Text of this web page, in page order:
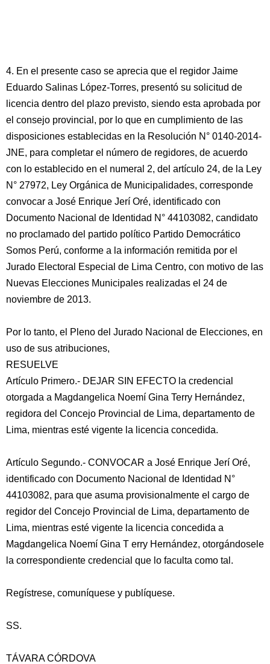
4. En el presente caso se aprecia que el regidor Jaime
Eduardo Salinas López-Torres, presentó su solicitud de
licencia dentro del plazo previsto, siendo esta aprobada por
el consejo provincial, por lo que en cumplimiento de las
disposiciones establecidas en la Resolución N° 0140-2014-
JNE, para completar el número de regidores, de acuerdo
con lo establecido en el numeral 2, del artículo 24, de la Ley
N° 27972, Ley Orgánica de Municipalidades, corresponde
convocar a José Enrique Jerí Oré, identificado con
Documento Nacional de Identidad N° 44103082, candidato
no proclamado del partido político Partido Democrático
Somos Perú, conforme a la información remitida por el
Jurado Electoral Especial de Lima Centro, con motivo de las
Nuevas Elecciones Municipales realizadas el 24 de
noviembre de 2013.
Por lo tanto, el Pleno del Jurado Nacional de Elecciones, en
uso de sus atribuciones,
RESUELVE
Artículo Primero.- DEJAR SIN EFECTO la credencial
otorgada a Magdangelica Noemí Gina Terry Hernández,
regidora del Concejo Provincial de Lima, departamento de
Lima, mientras esté vigente la licencia concedida.
Artículo Segundo.- CONVOCAR a José Enrique Jerí Oré,
identificado con Documento Nacional de Identidad N°
44103082, para que asuma provisionalmente el cargo de
regidor del Concejo Provincial de Lima, departamento de
Lima, mientras esté vigente la licencia concedida a
Magdangelica Noemí Gina T erry Hernández, otorgándosele
la correspondiente credencial que lo faculta como tal.
Regístrese, comuníquese y publíquese.
SS.
TÁVARA CÓRDOVA